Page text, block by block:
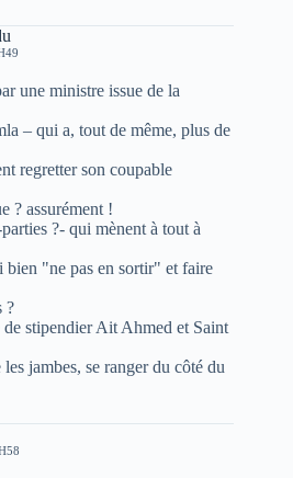
une ministre issue de la
– qui a, tout de même, plus de
regretter son coupable
? assurément !
?- qui mènent à tout à
bien "ne pas en sortir" et faire
?
stipendier Ait Ahmed et Saint
jambes, se ranger du côté du